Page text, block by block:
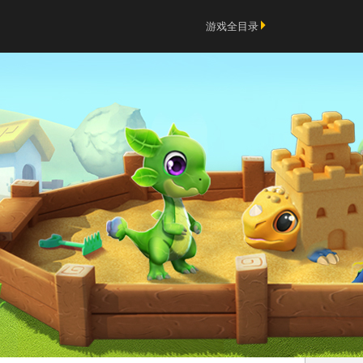
游戏全目录